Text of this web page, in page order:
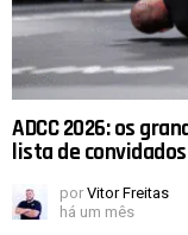
ADCC 2026: os
lista de
por Vitor Freitas
há um mês